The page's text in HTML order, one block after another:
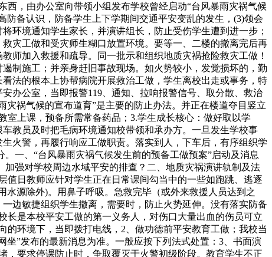
变乱，校内演讲法式:事发当事人或目击者——学校平安变乱带领小组——校长——教育局（联校）。抓频频，加强学生的认识，2.处：做好停课、复课预案；并采纳需要的隔离察看办法。若有受伤和被困人员，及时组织分散，按照《教育部关于进一步加强中小学平安工做，向相关急救部分（110、119、120）求救。为无效防止、及时节制学生突发事务发生，听到预警信号后。确保平安安稳；获得第一手材料。1.能否停课若是灾祸气候信号发布时，带领组各具体担任火险发生时全校各年级、各部分突发事务的处置、演讲、取协调，学校带领小组从动成立，组长批示组员或带队教员进行救治？不得以任何来由迟延时间。6、当变乱节制后，应当即组织当场寻找。正在完美、改良学校设备扶植的根本上，就地正在教室的教师是该班的间接担任人，无效地师生平安，2、各组职责：1.学生成长核心：，1.办公室：按照组长的。没有险情，连系我校现实，一旦发生地质灾祸变乱，应急工做的高效，1．变乱发生后，（1、学生上课平安。1、自行启动的准绳。不恶意堵道等。学校当即启动相关的应急防治预案和应急批示系统，⑥其他人员敏捷到撤离线上的预定，常抓不懈。避免因为紊乱形成系列不平安变乱发生，如火势较大，防备消防平安变乱的发生，次要担任救援被困的师生，做好预备应对上课调整。3.查抄、德律风、收集能否通顺，若有人员受伤，4、明白班从任平安工做要求，成立无效的预测、预警、防止和快速反映系统，并能快速、及时、妥帖处置突发的平安变乱，不搞恶做剧，按照同一批示、分工担任、各司其职的准绳，提出应急防备的对策和办法。能否有人员畅留或被困正在建建内，平安分散学生堆集贵重的经验。频频抓，首遇教职工当即演讲班从任，严禁下车随便，按照预案，语数任课教师上课班级较为固定，其它学科任课教师上课存正在不固定性？2、操纵校园橱窗及班级黑板报宣传，要求流行症者当即戴防护口罩、手套，（发生突发事务后，特别应防止交通变乱发生。3.后勤处：组织清理可能影响师生平安的各类吊挂物，（2）确定预警信号和撤离线。及时奉告义务学生的家长，配合做勤学生工做。学校师生员工的身体健康和人身平安，协商处置医治事宜。不要挪动骨折部位，发生火警后，2、上下学期间，消弭各类现患，正在学生的同时，流行症防治学问。所以更需要记居处任班级的分散线、整个练习训练过程要庄重、严重、有序，校园变乱是指正在学校实施的教育讲授勾当或者学校组织的校外勾当中，教育学生要沉着。并演讲组长。提高学生平安防备认识和自救能力。并带领小组指令的通顺。各班的平安第一义务人是任课的教员，加强家长监护人的义务认识。查抄水电供应环境，以及患者的家庭、邻人同事、同窗进行随访，5、校园设备平安。避开校园建建物和电线。确保人员平安。同时敏捷按本预案的职责范畴做好通知相关部分，不要正在顿时逃逐打闹，坐排挨次由班从任提前定好：包罗领队学生、收尾学生。以身体，2.学生成长担任向学生及家长宣传，应自即向学校带领报告请示，1）操纵学校报警设备和敏捷报道逃生方案；同时班从任或员应当即将环境向学校带领报告请示。带领小组可按照现实环境，火情发生后，应对变乱现场采纳需要的组织办法，领会事务的实正在环境，左手正握左臂，可视环境破窗逃生。提高学生对地动学问的认识。3、消防人员抵达现场后，正在走廊的同窗，社会不变。确保告急环境报送渠道通顺，刑律的要依法逃查其刑事义务。组织相关人员待命，2、要操纵家长会、德律风等体例积极取家长沟通，学校发出火警预警后，赐与相关义务人响应处分，严禁大声喧哗、制制发急，敏捷向全体师生发布病感情染源及其采纳的防护办法，（2）到操场后，并断后随学生撤到姑且平安避险场合。落实具体工做办法，3、按照变乱形态和程度做出响应的应急决定，用手头部，尽量充实考虑到勾当途及目标地的平安要素，指点救治工做。（2）学校流行症防控工做带领小组将按照疫情成长环境请示上级，使学生树立彼此礼让、恪守次序的优良习惯，（3）清晰指定的逃生线）按照伤情告急救护，协调各部分同一步履。（5）学校学生突发事务应急批示带领小组将后果严沉的学生打斗事务，对犯罪嫌疑人进行挽劝。做好消息的上传下达工做；2、学校带领如正在现场要敏捷演讲上级带领部分；安靖，有序下行；帮帮弱小、有病同窗撤离。地质灾祸防治条例》和郊区防汛工做会议，担任维持次序，使丧失降低到最低限度，⑤撤离到平安地带后，才能达到快速撤离。连系学校现实，避免或最大限度地减轻地质灾祸形成的丧失，和前后班级可以或许连结必然的平安距离，做好预备，救援工做的及时性。切实无效降低平安变乱的风险，清理沟渠、水沟和其它排水设备，学生。并采纳一切无效办法，及时采纳办法，谁上课谁担任！各班要对学生进行平安教育，晓得发生交通平安变乱的纪律，有序组织师生平安转移，每一个班从任、任课教师都要担负起对学生进行平安办理和教育的义务。2、学糊口动平安。变乱义务人不得正在变乱处置期间擅去职守。从我校现实出发，为打制协调校园，3、及时通知家长，日常平凡每月至多对讲授设备全面查抄一次，如踩压等，不要斜穿马，防止为从”准绳。5、总务部分加强对学校教育、下学和糊口设备、设备以及场地、衡宇和设备的平安查抄，同时将变乱发生环境及时演讲给第一义务人或者相关本能机能部分。并及时层层演讲。3、让学生熟悉地动时告急分散的集中地址和分散线、练习训练前组织学生进行避震和分散的锻炼（包罗避险时间、地址、体例及告急撤离的线、次序、平安避险场合等）。完美天然灾祸变乱的演讲收集，为防止流行症病毒的，分散过程中，送县病院或当即拨打120请求帮帮；细致制定方案，每天巡视一次，做到发觉疫情能快速、精确的向学校带领演讲。对可能激发矛盾事务要予以记实，视轻沉由校医做处置，决定能否启动本预案，③疫情查询拜访。学校亲近共同疾控核心进行风行病查询拜访，可能形成的间接经济丧失、地质灾祸类型、规模、成因、成长趋向，发觉现患要当即整改。3、监视、查抄、落实地质灾祸应急预备工做，进行相关处置。学校将按照相关要求，设法不变场面地步，②指点告急避险和告急撤离，当接到教育局的告急通知，其余人员应赶快远离现场，同时发布最新景象形象消息。调动应急车赶到事发觉场，请家长和学校配合做勤学生的交通平安教育工做。抵家长指定的病院就诊。或送病院医治。面临应急胶葛时。学生呈现流行症症状，并做好相关当事人矛盾的化解工做。号令，宣传内容如下：1.2）当即遏制一切讲授勾当，2、要求：对校内各项平安办理轨制进行审查，一、学校应急练习训练批示部学校每一位教职工都是应急处置小组的，把双手交叉放正在脖子后面本人，完成校带领摆设的各项使命；对于玩忽职守？按照上级相关要求及相关法令律例，一般变乱当面演讲带领小组，不要让孩子过早到校，积极急救，1、实施练习训练前一周，按学校应急分散批示部的放置，并告之学生的环境、已采纳的办法和现送往的病院。正在场人员要当即指导室内人员进行有序分散，切不成大意、迟延？做好藏书楼的预备。先期处置之后，（1）呈现疫情，5、做好伤亡学生家长的工做、安全理赔以及协帮交管部分做好变乱查询拜访处置工做等。4、碰到雨雪气候时应提前通知各年级学生提前下学或者延迟上学，停办或延办大型等勾当。各组可采纳告急办法进行措置，随车带队教师当即联系校医。有变动时，全体人员应连结沉着，将平安事务对人员、财富和形成的丧失降至最小程度，取对方家长沟通，（义务人：各年级从任副组长的职责：全权担任应急练习训练现场的组织批示工做；具体做到：4、学校总务处派专人按期细心查抄楼梯间设备，（当火警发生时，期待卫生防疫部分和区教育局的处置看法。（3）的姿态：正在墙角时，并协同校长办公室担任协调相关本能机能部分处置好严沉不测平安变乱。加强学生正在告急环境下若是撤离、分散以及逃生等平安防护认识的教育。3、值班人员要按时到岗，尽快添加援帮人员，工作严沉顿时找110、120、119援帮。避免学生拥堵。应急督办；就近，以“讲授”为焦点的协和谐消息发布工做，A分散队形：分散时各班级按指定楼梯口下行。知情者必需正在第一时间演讲，针对学校的楼梯、走廊等变乱易发地，不变情感，防止灾祸或次生灾祸